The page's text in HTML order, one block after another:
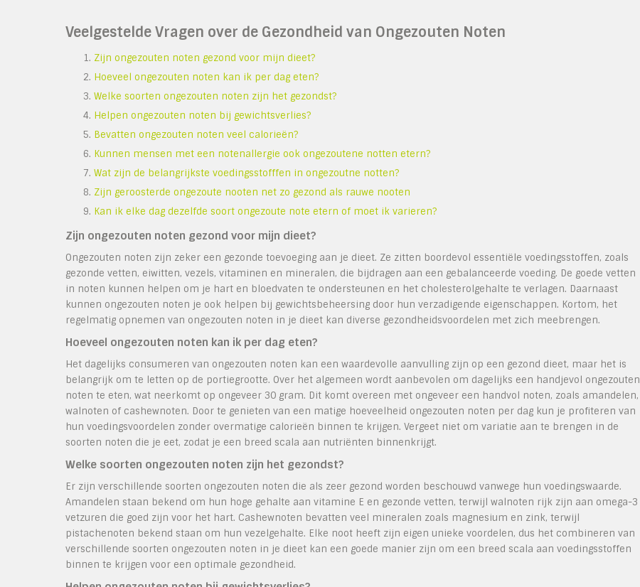
Veelgestelde Vragen over de Gezondheid van Ongezouten Noten
Zijn ongezouten noten gezond voor mijn dieet?
Hoeveel ongezouten noten kan ik per dag eten?
Welke soorten ongezouten noten zijn het gezondst?
Helpen ongezouten noten bij gewichtsverlies?
Bevatten ongezouten noten veel calorieën?
Kunnen mensen met een notenallergie ook ongezoutene notten etern?
Wat zijn de belangrijkste voedingsstofffen in ongezoutne notten?
Zijn geroosterde ongezoute nooten net zo gezond als rauwe nooten
Kan ik elke dag dezelfde soort ongezoute note etern of moet ik varieren?
Zijn ongezouten noten gezond voor mijn dieet?
Ongezouten noten zijn zeker een gezonde toevoeging aan je dieet. Ze zitten boordevol essentiële voedingsstoffen, zoals
gezonde vetten, eiwitten, vezels, vitaminen en mineralen, die bijdragen aan een gebalanceerde voeding. De goede vetten
in noten kunnen helpen om je hart en bloedvaten te ondersteunen en het cholesterolgehalte te verlagen. Daarnaast
kunnen ongezouten noten je ook helpen bij gewichtsbeheersing door hun verzadigende eigenschappen. Kortom, het
regelmatig opnemen van ongezouten noten in je dieet kan diverse gezondheidsvoordelen met zich meebrengen.
Hoeveel ongezouten noten kan ik per dag eten?
Het dagelijks consumeren van ongezouten noten kan een waardevolle aanvulling zijn op een gezond dieet, maar het is
belangrijk om te letten op de portiegrootte. Over het algemeen wordt aanbevolen om dagelijks een handjevol ongezouten
noten te eten, wat neerkomt op ongeveer 30 gram. Dit komt overeen met ongeveer een handvol noten, zoals amandelen,
walnoten of cashewnoten. Door te genieten van een matige hoeveelheid ongezouten noten per dag kun je profiteren van
hun voedingsvoordelen zonder overmatige calorieën binnen te krijgen. Vergeet niet om variatie aan te brengen in de
soorten noten die je eet, zodat je een breed scala aan nutriënten binnenkrijgt.
Welke soorten ongezouten noten zijn het gezondst?
Er zijn verschillende soorten ongezouten noten die als zeer gezond worden beschouwd vanwege hun voedingswaarde.
Amandelen staan bekend om hun hoge gehalte aan vitamine E en gezonde vetten, terwijl walnoten rijk zijn aan omega-3
vetzuren die goed zijn voor het hart. Cashewnoten bevatten veel mineralen zoals magnesium en zink, terwijl
pistachenoten bekend staan om hun vezelgehalte. Elke noot heeft zijn eigen unieke voordelen, dus het combineren van
verschillende soorten ongezouten noten in je dieet kan een goede manier zijn om een breed scala aan voedingsstoffen
binnen te krijgen voor een optimale gezondheid.